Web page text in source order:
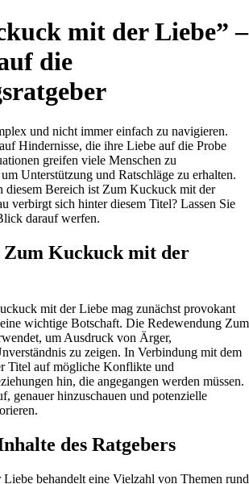
mit der Liebe” –
die
und nicht immer einfach zu navigieren.
Hindernisse, die ihre Liebe auf die Probe
greifen viele Menschen zu
Unterstützung und Ratschläge zu erhalten.
diesem Bereich ist Zum Kuckuck mit der
verbirgt sich hinter diesem Titel? Lassen Sie
darauf werfen.
Zum Kuckuck mit der
mit der Liebe mag zunächst provokant
wichtige Botschaft. Die Redewendung Zum
um Ausdruck von Ärger,
zu zeigen. In Verbindung mit dem
Titel auf mögliche Konflikte und
hin, die angegangen werden müssen.
genauer hinzuschauen und potenzielle
des Ratgebers
behandelt eine Vielzahl von Themen rund